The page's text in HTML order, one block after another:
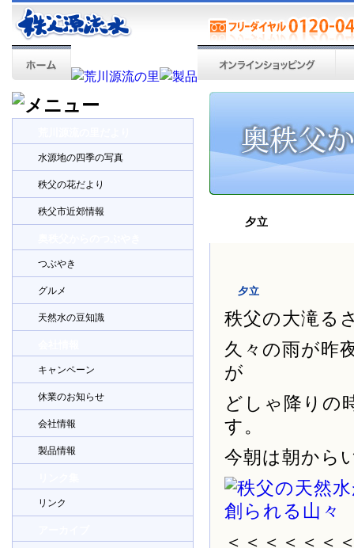
水源地の四季の写真
秩父の花だより
秩父市近郊情報
つぶやき
グルメ
天然水の豆知識
キャンペーン
休業のお知らせ
会社情報
製品情報
リンク
夕立
夕立
秩父の大滝る
久々の雨が昨
が
どしゃ降りの
す。
今朝は朝から
＜＜＜＜＜